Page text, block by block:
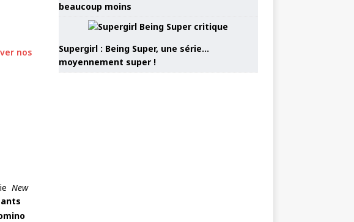
nos
New
beaucoup moins
Supergirl : Being Super, une série…
moyennement super !